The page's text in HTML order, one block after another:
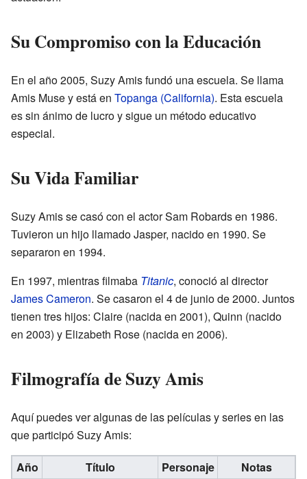
Su Compromiso con la Educación
En el año 2005, Suzy Amis fundó una escuela. Se llama
Amis Muse y está en Topanga (California). Esta escuela
es sin ánimo de lucro y sigue un método educativo
especial.
Su Vida Familiar
Suzy Amis se casó con el actor Sam Robards en 1986.
Tuvieron un hijo llamado Jasper, nacido en 1990. Se
separaron en 1994.
En 1997, mientras filmaba Titanic, conoció al director
James Cameron. Se casaron el 4 de junio de 2000. Juntos
tienen tres hijos: Claire (nacida en 2001), Quinn (nacido
en 2003) y Elizabeth Rose (nacida en 2006).
Filmografía de Suzy Amis
Aquí puedes ver algunas de las películas y series en las
que participó Suzy Amis:
Año Título Personaje
Notas